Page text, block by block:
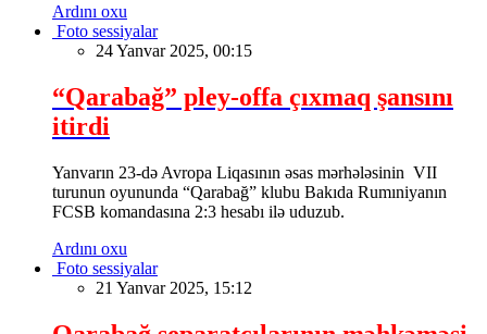
Ardını oxu
Foto sessiyalar
24 Yanvar 2025, 00:15
“Qarabağ” pley-offa çıxmaq şansını
itirdi
Yanvarın 23-də Avropa Liqasının əsas mərhələsinin VII
turunun oyununda “Qarabağ” klubu Bakıda Rumıniyanın
FCSB komandasına 2:3 hesabı ilə uduzub.
Ardını oxu
Foto sessiyalar
21 Yanvar 2025, 15:12